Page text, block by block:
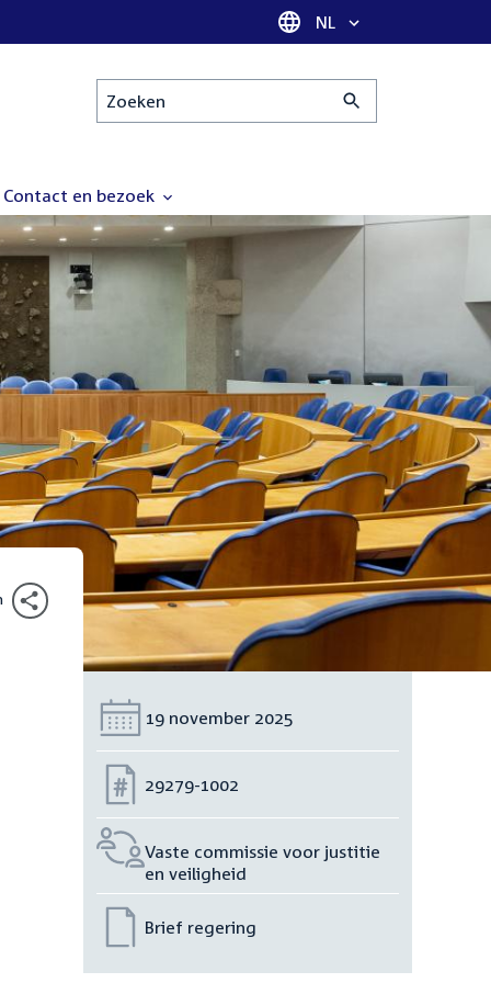
Taal selectie
NL
Zoeken
Contact en bezoek
Datum:
19 november 2025
Nummer:
29279-1002
Vaste commissie voor justitie
en veiligheid
Brief regering